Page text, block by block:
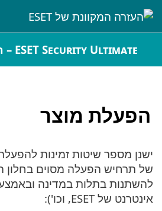
ESET Security Ultimate – תוכן העניינים
הפעלת מוצר
ישנן מספר שיטות זמינות
של תרחיש הפעלה מסוים בחלון
להשתנות בתלות במדינה
אינטרנט של ESET, וכו'):